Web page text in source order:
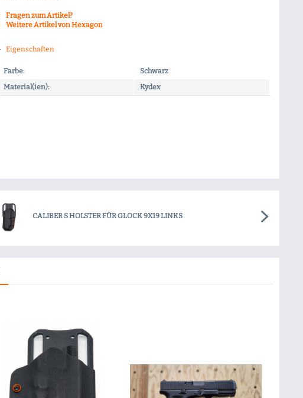
Fragen zum Artikel?
Weitere Artikel von Hexagon
Eigenschaften
Farbe:
Schwarz
Material(ien):
Kydex
CALIBER S HOLSTER FÜR GLOCK 9X19 LINKS